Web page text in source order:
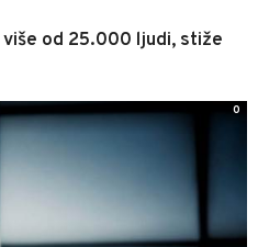
više od 25.000 ljudi, stiže
0